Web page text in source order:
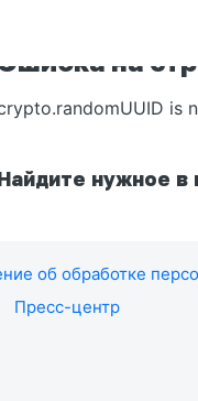
на
is
нужное в
об обработке
Пресс-центр